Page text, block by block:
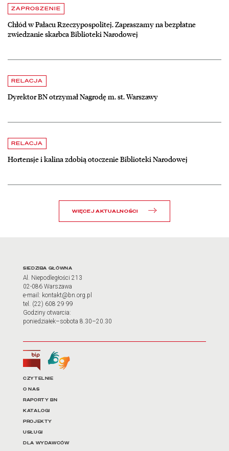
Aktualności
ZAPROSZENIE
Chłód w Pałacu Rzeczypospolitej. Zapraszamy na bezpłatne
zwiedzanie skarbca Biblioteki Narodowej
czytaj więcej o Chłód w Pałacu Rzeczypospolitej. Zapraszamy na
RELACJA
Dyrektor BN otrzymał Nagrodę m. st. Warszawy
czytaj więcej o Dyrektor BN otrzymał Nagrodę m. st. Warszawy
RELACJA
Hortensje i kalina zdobią otoczenie Biblioteki Narodowej
czytaj więcej o Hortensje i kalina zdobią otoczenie Biblioteki
WIĘCEJ AKTUALNOŚCI
Adres oraz godziny
SIEDZIBA GŁÓWNA
Al. Niepodległości 213
02-086 Warszawa
e-mail: kontakt@bn.org.pl
tel. (22) 608 29 99
Godziny otwarcia:
poniedziałek–sobota 8.30–20.30
Biuletyn Informacji Publicznej
Tłumacz języka migowego
Linki do najważniejszych
CZYTELNIE
O NAS
RAPORTY BN
KATALOGI
PROJEKTY
USŁUGI
DLA WYDAWCÓW